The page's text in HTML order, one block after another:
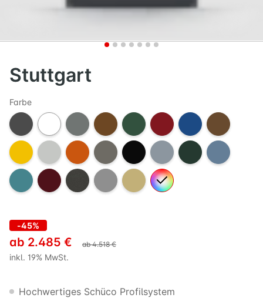
Stuttgart
Hochwertiges Schüco Profilsystem
Farbe
-45%
ab 2.485 € ab4.518€
inkl. 19% MwSt.